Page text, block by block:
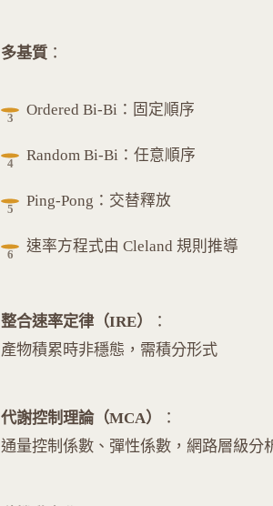
多基質 ：
Ordered Bi-Bi：固定順序
Random Bi-Bi：任意順序
Ping-Pong：交替釋放
速率方程式由 Cleland 規則推導
整合速率定律（IRE）
：
產物積累時非穩態，需積分形式
代謝控制理論（MCA）
：
通量控制係數、彈性係數，網路層級分